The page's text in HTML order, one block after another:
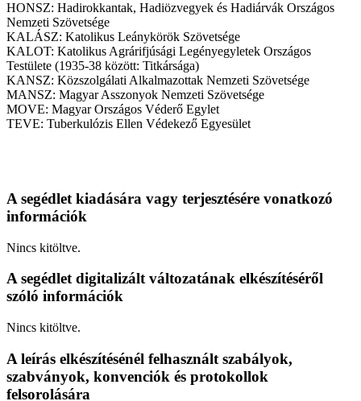
HONSZ: Hadirokkantak, Hadiözvegyek és Hadiárvák Országos
Nemzeti Szövetsége
KALÁSZ: Katolikus Leánykörök Szövetsége
KALOT: Katolikus Agrárifjúsági Legényegyletek Országos
Testülete (1935-38 között: Titkársága)
KANSZ: Közszolgálati Alkalmazottak Nemzeti Szövetsége
MANSZ: Magyar Asszonyok Nemzeti Szövetsége
MOVE: Magyar Országos Véderő Egylet
TEVE: Tuberkulózis Ellen Védekező Egyesület
A segédlet kiadására vagy terjesztésére vonatkozó
információk
Nincs kitöltve.
A segédlet digitalizált változatának elkészítéséről
szóló információk
Nincs kitöltve.
A leírás elkészítésénél felhasznált szabályok,
szabványok, konvenciók és protokollok
felsorolására